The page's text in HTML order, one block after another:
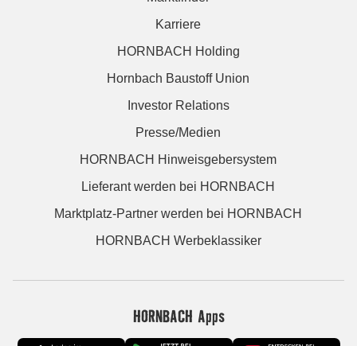
Karriere
HORNBACH Holding
Hornbach Baustoff Union
Investor Relations
Presse/Medien
HORNBACH Hinweisgebersystem
Lieferant werden bei HORNBACH
Marktplatz-Partner werden bei HORNBACH
HORNBACH Werbeklassiker
HORNBACH Apps